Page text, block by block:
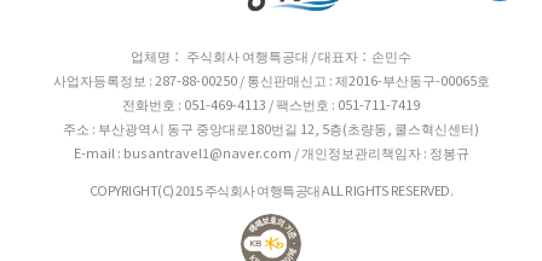
업체명： 주식회사 여행특공대 / 대표자：손민수
사업자등록정보 : 287-88-00250 / 통신판매신고 : 제2016-부산동구-00065호
전화번호 : 051-469-4113 / 팩스번호 : 051-711-7419
주소 : 부산광역시 동구 중앙대로180번길 12, 5층(초량동, 쿨스혁신센터)
E-mail : busantravel1@naver.com / 개인정보관리책임자 : 정봉규
COPYRIGHT(C) 2015 주식회사 여행특공대 ALL RIGHTS RESERVED.